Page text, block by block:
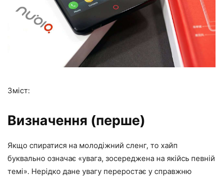
Зміст:
Визначення (перше)
Якщо спиратися на молодіжний сленг, то хайп
буквально означає «увага, зосереджена на якійсь певній
темі». Нерідко дане увагу переростає у справжню